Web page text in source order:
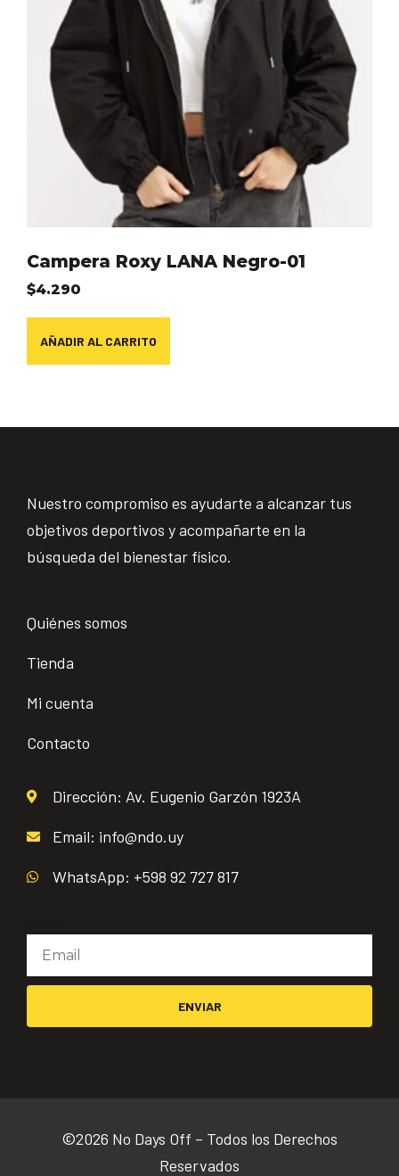
Campera Roxy LANA Negro-01
$4.290
AÑADIR AL CARRITO
Nuestro compromiso es ayudarte a alcanzar tus
objetivos deportivos y acompañarte en la
búsqueda del bienestar físico.
Quiénes somos
Tienda
Mi cuenta
Contacto
Dirección: Av. Eugenio Garzón 1923A
Email: info@ndo.uy
WhatsApp: +598 92 727 817
ENVIAR
©2026 No Days Off – Todos los Derechos
Reservados